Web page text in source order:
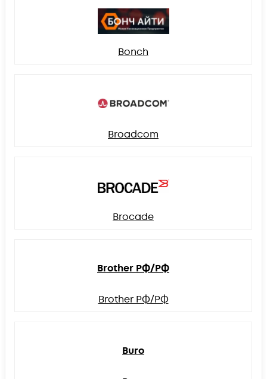
Bonch
Broadcom
Brocade
Brother РФ/РФ
Brother РФ/РФ
Buro